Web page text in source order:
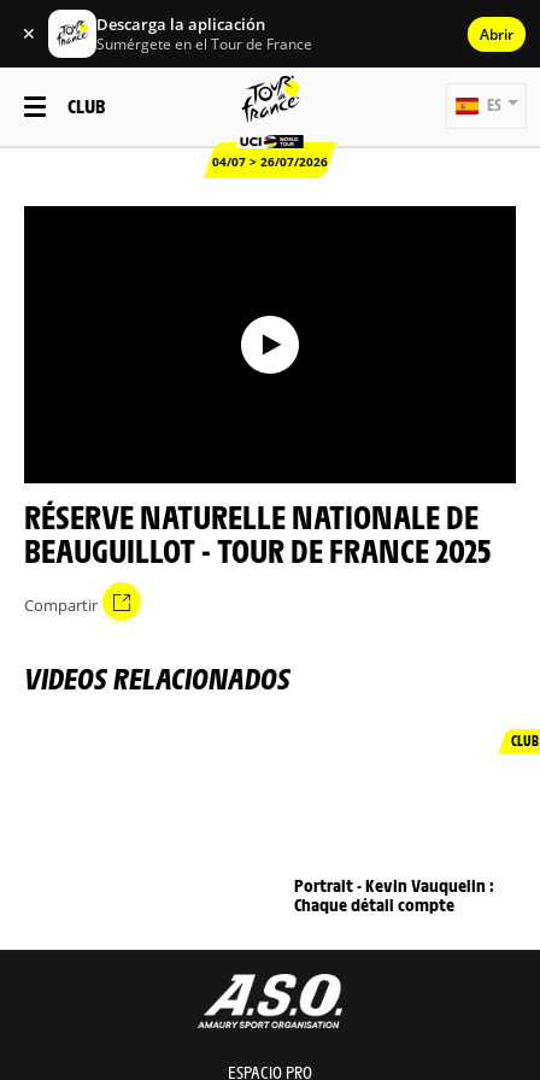
✕ Descarga la aplicación
Sumérgete en el Tour de France Abrir
CLUB
04/07 > 26/07/2026
ES
RÉSERVE NATURELLE NATIONALE DE
BEAUGUILLOT - TOUR DE FRANCE 2025
Compartir
VIDEOS RELACIONADOS
CLUB
Portrait - Kevin Vauquelin :
Chaque détail compte
ESPACIO PRO